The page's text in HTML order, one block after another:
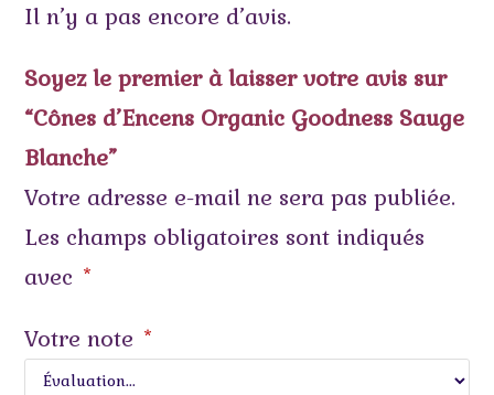
Il n’y a pas encore d’avis.
Soyez le premier à laisser votre avis sur
“Cônes d’Encens Organic Goodness Sauge
Blanche”
Votre adresse e-mail ne sera pas publiée.
Les champs obligatoires sont indiqués
avec
*
Votre note *